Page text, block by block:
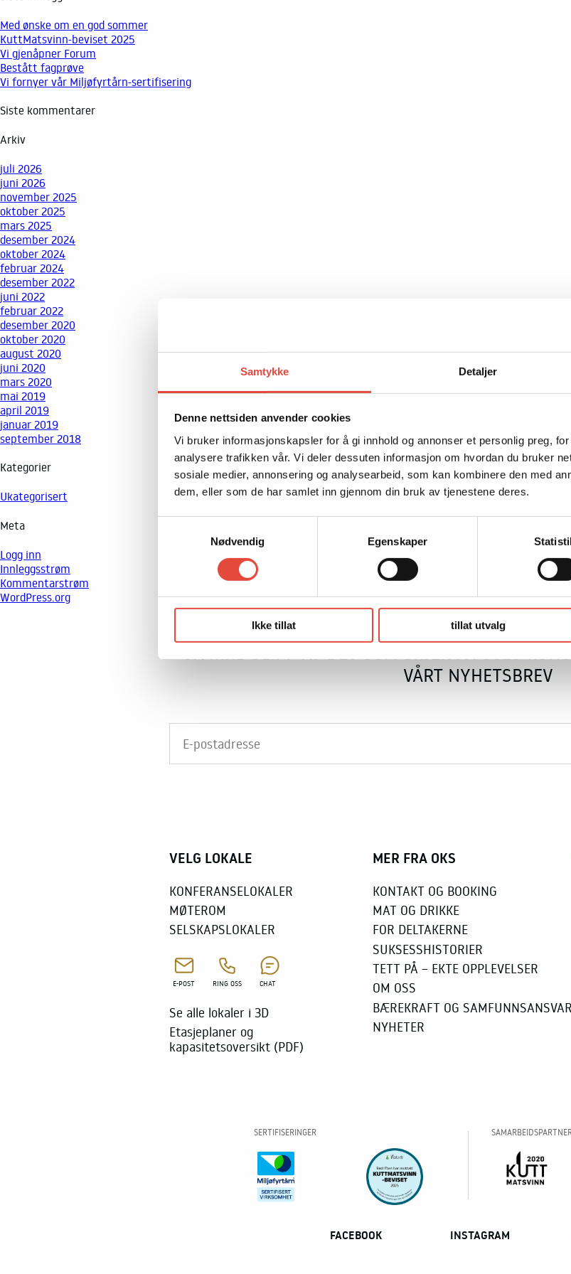
Samtykke Detaljer
Denne nettsiden anvender cookies
Vi bruker informasjonskapsler for å gi innhold og annonser et personlig preg,
analysere trafikken vår. Vi deler dessuten informasjon om hvordan du bruker
sosiale medier, annonsering og analysearbeid, som kan kombinere den med
dem, eller som de har samlet inn gjennom din bruk av tjenestene deres.
Nødvendig
Egenskaper
Ikke tillat tillat utvalg
Med ønske om en god sommer
KuttMatsvinn-beviset 2025
Vi gjenåpner Forum
Bestått fagprøve
Vi fornyer vår Miljøfyrtårn-sertifisering
Siste kommentarer
Arkiv
juli 2026
juni 2026
november 2025
oktober 2025
mars 2025
desember 2024
oktober 2024
februar 2024
desember 2022
juni 2022
februar 2022
desember 2020
oktober 2020
august 2020
juni 2020
mars 2020
mai 2019
april 2019
januar 2019
september 2018
Kategorier
Ukategorisert
Meta
Logg inn
Innleggsstrøm
Kommentarstrøm
WordPress.org
GÅ IKKE GLIPP AV DET SOM SKJER PÅ OSLO
VÅRT NYHETSBREV
VELG LOKALE
KONFERANSELOKALER
MØTEROM
SELSKAPSLOKALER
E-POST RING OSS CHAT
Se alle lokaler i 3D
Etasjeplaner og
kapasitetsoversikt (PDF)
MER FRA OKS
KONTAKT OG BOOKING
MAT OG DRIKKE
FOR DELTAKERNE
SUKSESSHISTORIER
TETT PÅ – EKTE OPPLEVELSER
OM OSS
BÆREKRAFT OG SAMFUNNSANSVAR
NYHETER
FACEBOOK INSTAGRAM